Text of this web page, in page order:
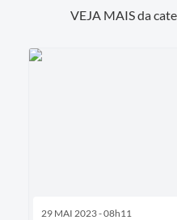
VEJA MAIS da
29 MAI 2023 - 08h11